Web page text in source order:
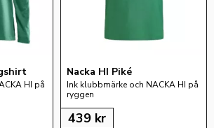
HI på
Nacka HI Piké
Ink klubbmärke och NACKA HI på
ryggen
439 kr